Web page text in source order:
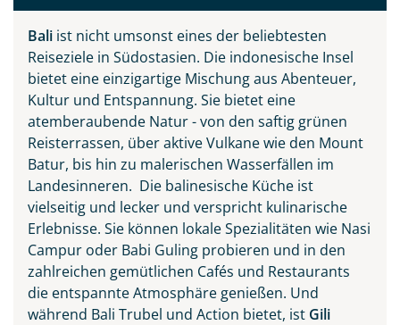
Bali ist nicht umsonst eines der beliebtesten
Reiseziele in Südostasien. Die indonesische Insel
bietet eine einzigartige Mischung aus Abenteuer,
Kultur und Entspannung. Sie bietet eine
atemberaubende Natur - von den saftig grünen
Reisterrassen, über aktive Vulkane wie den Mount
Batur, bis hin zu malerischen Wasserfällen im
Landesinneren. Die balinesische Küche ist
vielseitig und lecker und verspricht kulinarische
Erlebnisse. Sie können lokale Spezialitäten wie Nasi
Campur oder Babi Guling probieren und in den
zahlreichen gemütlichen Cafés und Restaurants
die entspannte Atmosphäre genießen. Und
während Bali Trubel und Action bietet, ist Gili